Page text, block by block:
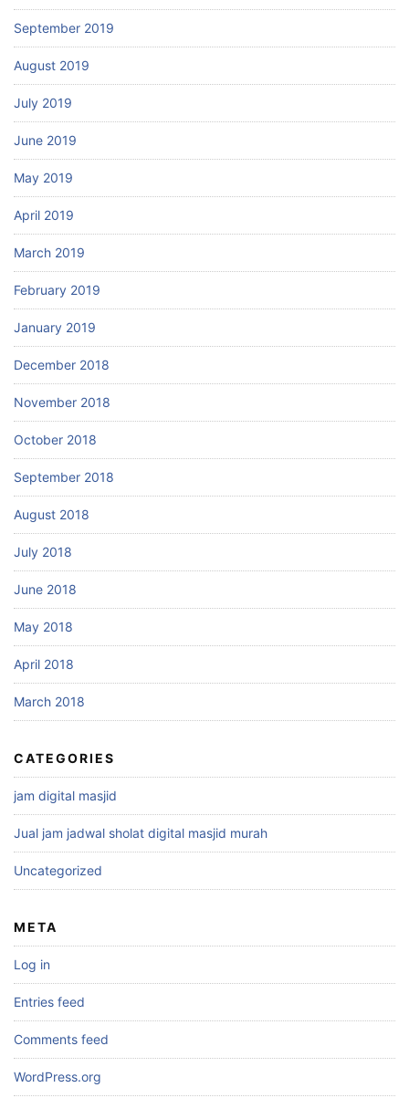
September 2019
August 2019
July 2019
June 2019
May 2019
April 2019
March 2019
February 2019
January 2019
December 2018
November 2018
October 2018
September 2018
August 2018
July 2018
June 2018
May 2018
April 2018
March 2018
CATEGORIES
jam digital masjid
Jual jam jadwal sholat digital masjid murah
Uncategorized
META
Log in
Entries feed
Comments feed
WordPress.org